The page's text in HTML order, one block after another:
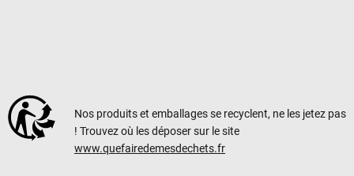
Nos produits et emballages se recyclent, ne les jetez pas
! Trouvez où les déposer sur le site
www.quefairedemesdechets.fr